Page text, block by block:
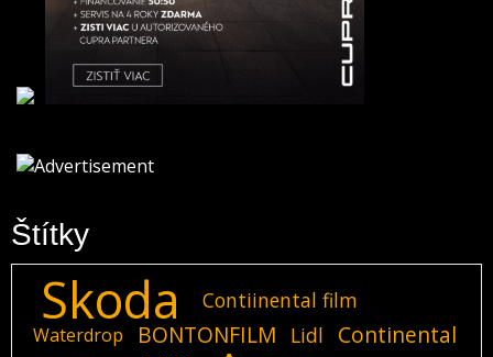
Štítky
Skoda Contiinental film
Waterdrop BONTONFILM Lidl
Continental